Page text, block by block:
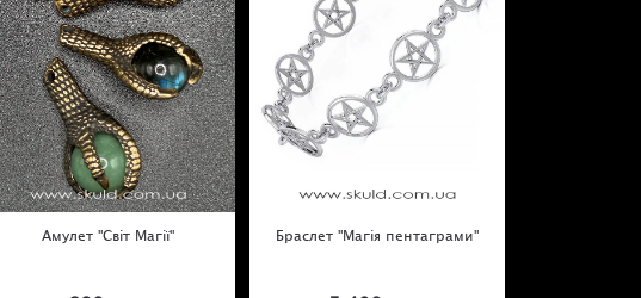
Амулет "Світ Магії" Браслет "Магія пентаграми"